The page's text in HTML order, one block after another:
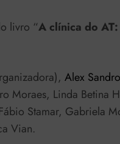
livro “A clínica do
Alex
Moraes, Linda Betina
Stamar, Gabriela
Vian.